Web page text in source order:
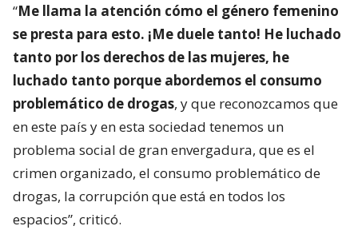
“Me llama la atención cómo el género femenino
se presta para esto. ¡Me duele tanto! He luchado
tanto por los derechos de las mujeres, he
luchado tanto porque abordemos el consumo
problemático de drogas, y que reconozcamos que
en este país y en esta sociedad tenemos un
problema social de gran envergadura, que es el
crimen organizado, el consumo problemático de
drogas, la corrupción que está en todos los
espacios”, criticó.